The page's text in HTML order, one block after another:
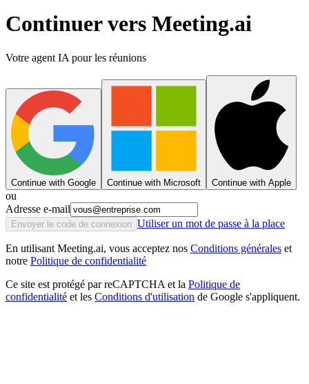
Continuer vers Meeting.ai
Votre agent IA pour les réunions
Continue with Google Continue with Microsoft Continue with Apple
ou
Adresse e-mail
Envoyer le code de connexion Utiliser un mot de passe à la place
En utilisant Meeting.ai, vous acceptez nos Conditions générales et
notre Politique de confidentialité
Ce site est protégé par reCAPTCHA et la Politique de
confidentialité et les Conditions d'utilisation de Google s'appliquent.